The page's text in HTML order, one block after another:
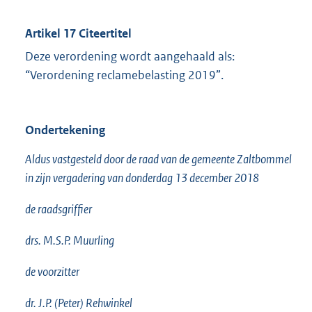
Artikel 17 Citeertitel
Deze verordening wordt aangehaald als:
“Verordening reclamebelasting 2019”.
Ondertekening
Aldus vastgesteld door de raad van de gemeente Zaltbommel
in zijn vergadering van donderdag 13 december 2018
de raadsgriffier
drs. M.S.P. Muurling
de voorzitter
dr. J.P. (Peter) Rehwinkel